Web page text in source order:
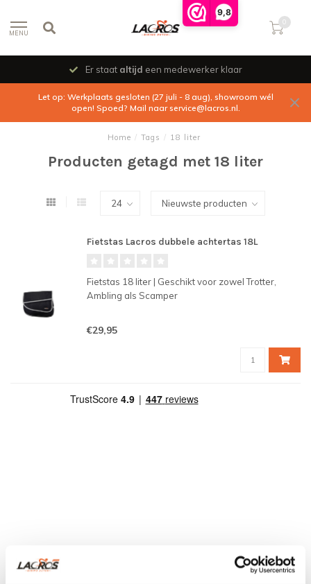
9,8
MENU
0
Er staat altijd een medewerker klaar
Let op: Werkplaats gesloten (27 juli - 8 aug), showroom wél
open! Spoed? Mail naarservice@lacros.nl.
Home / Tags / 18 liter
Producten getagd met 18 liter
Fietstas Lacros dubbele achtertas 18L
Fietstas 18 liter | Geschikt voor zowel Trotter,
Ambling als Scamper
ons keuzepakket in dubbele achtertassen. De
bagagetas is ideaal voor achter op de vouwfiets
zodat u niet met uw hakken tegen de tassen a
€29,95